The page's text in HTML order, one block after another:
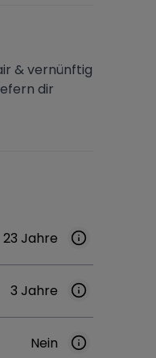
& vernünftig
dir
23 Jahre
3 Jahre
Nein